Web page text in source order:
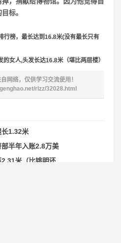
标。
行榜，最长达到16.8米(没有最长只有
的女人,头发长达16.8米（堪比两层楼）
网络，仅供学习交流使用！
rlzz/32028.html
1.32米
半年入账2.8万美
米（比姚明还